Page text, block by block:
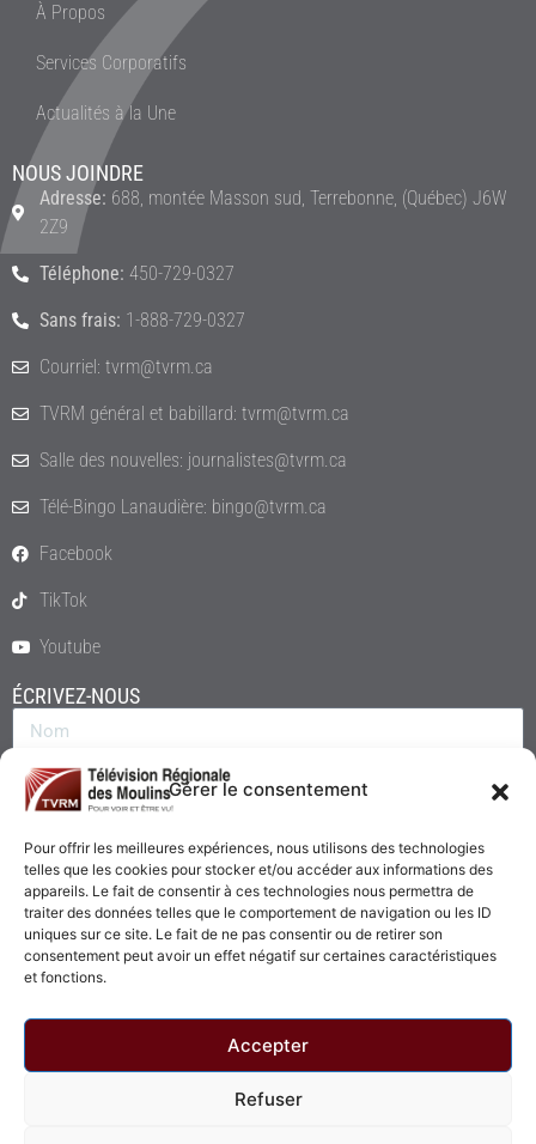
Gérer le consentement
Pour offrir les meilleures expériences, nous utilisons des technologies
telles que les cookies pour stocker et/ou accéder aux informations des
appareils. Le fait de consentir à ces technologies nous permettra de
traiter des données telles que le comportement de navigation ou les ID
uniques sur ce site. Le fait de ne pas consentir ou de retirer son
consentement peut avoir un effet négatif sur certaines caractéristiques
et fonctions.
Accepter
Refuser
À Propos
Services Corporatifs
Actualités à la Une
NOUS JOINDRE
Adresse: 688, montée Masson sud, Terrebonne, (Québec) J6W
2Z9
Téléphone: 450-729-0327
Sans frais: 1-888-729-0327
Courriel: tvrm@tvrm.ca
TVRM général et babillard: tvrm@tvrm.ca
Salle des nouvelles: journalistes@tvrm.ca
Télé-Bingo Lanaudière: bingo@tvrm.ca
Facebook
TikTok
Youtube
ÉCRIVEZ-NOUS